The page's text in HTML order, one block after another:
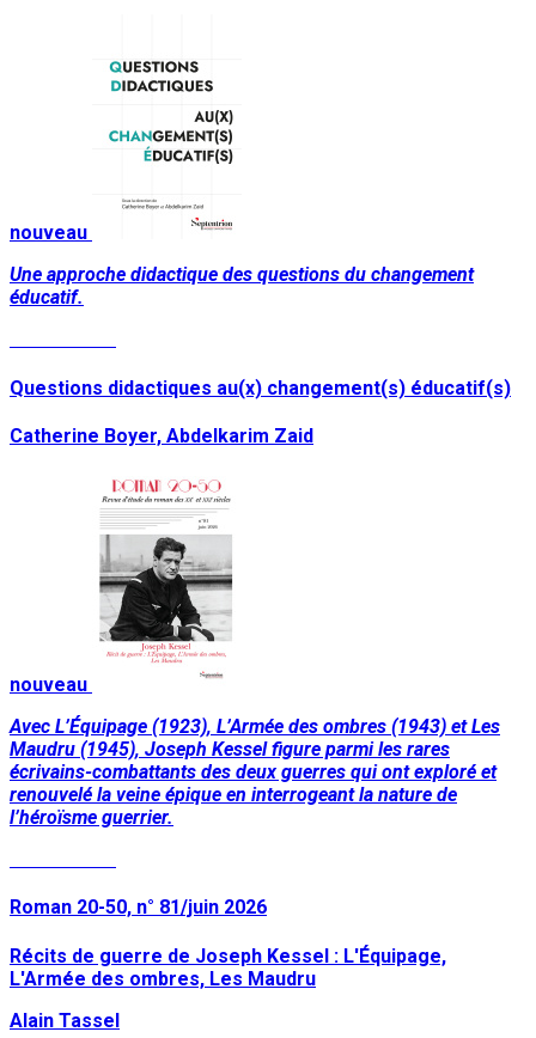
nouveau
Une approche didactique des questions du changement
éducatif.
Questions didactiques au(x) changement(s) éducatif(s)
Catherine Boyer, Abdelkarim Zaid
nouveau
Avec L’Équipage (1923), L’Armée des ombres (1943) et Les
Maudru (1945), Joseph Kessel figure parmi les rares
écrivains-combattants des deux guerres qui ont exploré et
renouvelé la veine épique en interrogeant la nature de
l’héroïsme guerrier.
Roman 20-50, n° 81/juin 2026
Récits de guerre de Joseph Kessel : L'Équipage,
L'Armée des ombres, Les Maudru
Alain Tassel